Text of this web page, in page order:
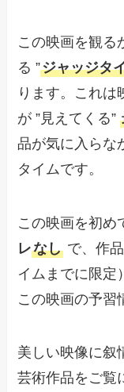
この映画を観る
る ”ジャッジタ
ります。これは
が ”見えてくる”
品が気に入らな
タイムです。
この映画を初め
レなし で、作
イムまでに限定
この映画の予習
美しい映像に叙
芸術作品をご覧